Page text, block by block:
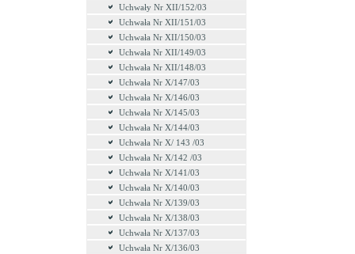
Uchwały Nr XII/152/03
Uchwała Nr XII/151/03
Uchwała Nr XII/150/03
Uchwała Nr XII/149/03
Uchwała Nr XII/148/03
Uchwała Nr X/147/03
Uchwała Nr X/146/03
Uchwała Nr X/145/03
Uchwała Nr X/144/03
Uchwała Nr X/ 143 /03
Uchwała Nr X/142 /03
Uchwała Nr X/141/03
Uchwała Nr X/140/03
Uchwała Nr X/139/03
Uchwała Nr X/138/03
Uchwała Nr X/137/03
Uchwała Nr X/136/03